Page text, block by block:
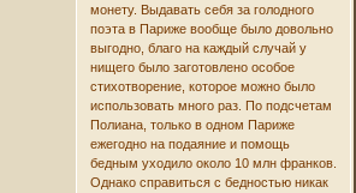
монету. Выдавать себя за голодного
поэта в Париже вообще было довольно
выгодно, благо на каждый случай у
нищего было заготовлено особое
стихотворение, которое можно было
использовать много раз. По подсчетам
Полиана, только в одном Париже
ежегодно на подаяние и помощь
бедным уходило около 10 млн франков.
Однако справиться с бедностью никак